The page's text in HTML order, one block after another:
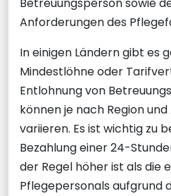
Anforderungen des
In einigen Ländern gibt es
Mindestlöhne oder
Entlohnung von
können je nach Region
variieren. Es ist wichtig zu
Bezahlung einer 24-
der Regel höher ist als die
Pflegepersonals aufgrund